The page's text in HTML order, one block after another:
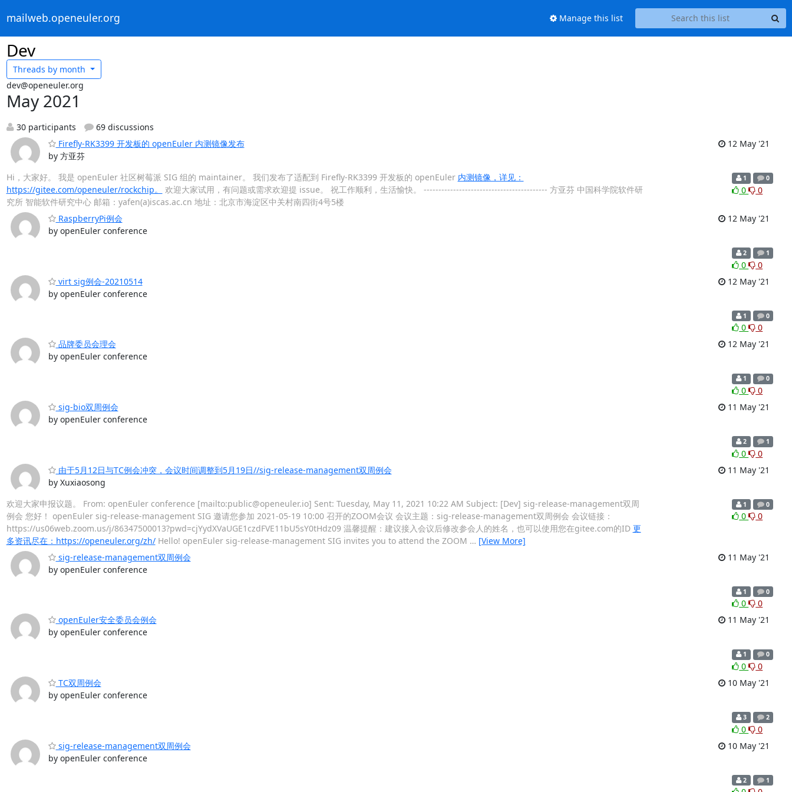
mailweb.openeuler.org Manage this list
Dev
Threads by month
dev@openeuler.org
May 2021
30 participants
69 discussions
Firefly-RK3399 开发板的 openEuler 内测镜像发布
by 方亚芬
12 May '21
Hi，大家好。 我是 openEuler 社区树莓派 SIG 组的 maintainer。 我们发布了适配到 Firefly-RK3399 开发板的 openEuler 内测镜像，详见：
https://gitee.com/openeuler/rockchip。
欢迎大家试用，有问题或需求欢迎提 issue。 祝工作顺利，生活愉快。 ------------------------------------------ 方亚芬 中国科学院软件研
究所 智能软件研究中心 邮箱：yafen(a)iscas.ac.cn 地址：北京市海淀区中关村南四街4号5楼
1 0
0 0
RaspberryPi例会
by openEuler conference
12 May '21
2 1
0
0
virt sig例会-20210514
by openEuler conference
12 May '21
1 0
0
0
品牌委员会理会
by openEuler conference
12 May '21
1 0
0
0
sig-bio双周例会
by openEuler conference
11 May '21
2 1
0
0
由于5月12日与TC例会冲突，会议时间调整到5月19日//sig-release-management双周例会
by Xuxiaosong
11 May '21
欢迎大家申报议题。 From: openEuler conference [mailto:public@openeuler.io] Sent: Tuesday, May 11, 2021 10:22 AM Subject: [Dev] sig-release-management双周
例会 您好！ openEuler sig-release-management SIG 邀请您参加 2021-05-19 10:00 召开的ZOOM会议 会议主题：sig-release-management双周例会 会议链接：
https://us06web.zoom.us/j/86347500013?pwd=cjYydXVaUGE1czdFVE11bU5sY0tHdz09 温馨提醒：建议接入会议后修改参会人的姓名，也可以使用您在gitee.com的ID 更
多资讯尽在：https://openeuler.org/zh/Hello! openEuler sig-release-management SIG invites you to attend the ZOOM … [View More]
1 0
0 0
sig-release-management双周例会
by openEuler conference
11 May '21
1 0
0
0
openEuler安全委员会例会
by openEuler conference
11 May '21
1 0
0
0
TC双周例会
by openEuler conference
10 May '21
3 2
0
0
sig-release-management双周例会
by openEuler conference
10 May '21
2 1